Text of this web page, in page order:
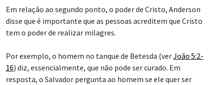
Em relação ao segundo ponto, o poder de Cristo, Anderson
disse que é importante que as pessoas acreditem que Cristo
tem o poder de realizar milagres.
Por exemplo, o homem no tanque de Betesda (verJoão 5:2-
16) diz, essencialmente, que não pode ser curado. Em
resposta, o Salvador pergunta ao homem se ele quer ser